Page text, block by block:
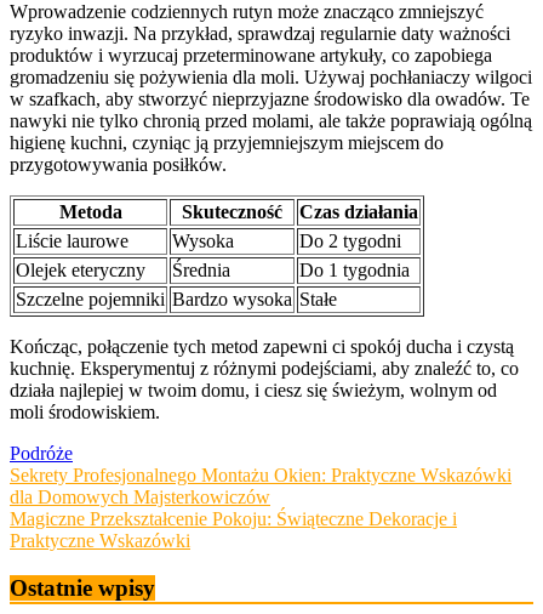
Wprowadzenie codziennych rutyn może znacząco zmniejszyć
ryzyko inwazji. Na przykład, sprawdzaj regularnie daty ważności
produktów i wyrzucaj przeterminowane artykuły, co zapobiega
gromadzeniu się pożywienia dla moli. Używaj pochłaniaczy wilgoci
w szafkach, aby stworzyć nieprzyjazne środowisko dla owadów. Te
nawyki nie tylko chronią przed molami, ale także poprawiają ogólną
higienę kuchni, czyniąc ją przyjemniejszym miejscem do
przygotowywania posiłków.
Metoda Skuteczność
Czas działania
Liście laurowe
Wysoka
Do 2 tygodni
Olejek eteryczny
Średnia
Do 1 tygodnia
Szczelne pojemniki Bardzo wysoka Stałe
Kończąc, połączenie tych metod zapewni ci spokój ducha i czystą
kuchnię. Eksperymentuj z różnymi podejściami, aby znaleźć to, co
działa najlepiej w twoim domu, i ciesz się świeżym, wolnym od
moli środowiskiem.
Podróże
Nawigacja
wpisu
Sekrety Profesjonalnego Montażu Okien: Praktyczne Wskazówki
dla Domowych Majsterkowiczów
Magiczne Przekształcenie Pokoju: Świąteczne Dekoracje i
Praktyczne Wskazówki
Ostatnie wpisy